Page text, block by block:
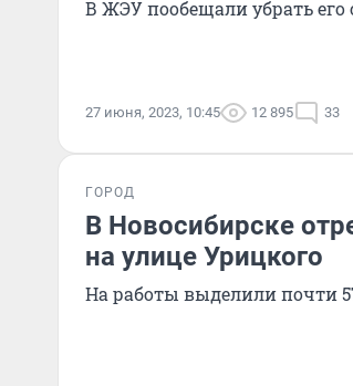
В ЖЭУ пообещали убрать его
27 июня, 2023, 10:45 12 895 33
ГОРОД
В Новосибирске
на улице Урицкого
На работы выделили почти